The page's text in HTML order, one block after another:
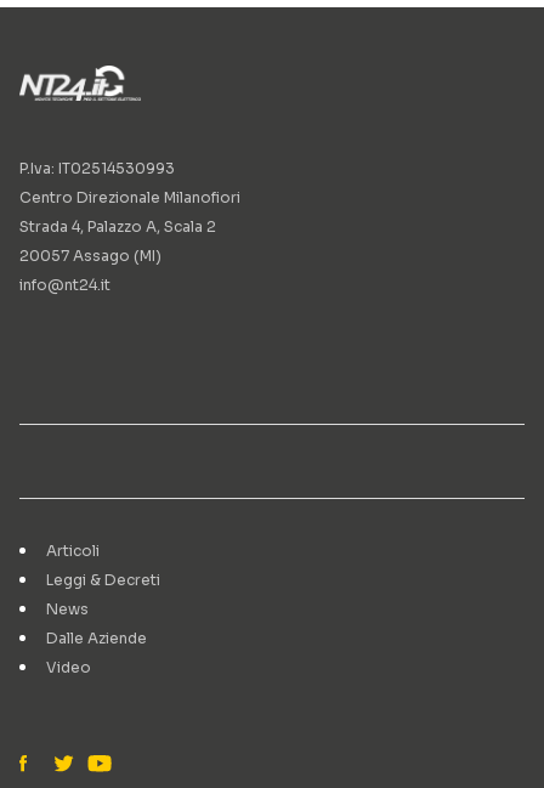
P.Iva: IT02514530993
Centro Direzionale Milanofiori
Strada 4, Palazzo A, Scala 2
20057 Assago (MI)
info@nt24.it
Articoli
Leggi & Decreti
News
Dalle Aziende
Video